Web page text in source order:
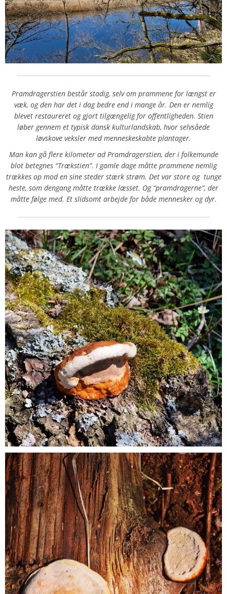
Pramdragerstien består stadig, selv om prammene for længst er
væk, og den har det i dag bedre end i mange år. Den er nemlig
blevet restaureret og gjort tilgængelig for offentligheden. Stien
løber gennem et typisk dansk kulturlandskab, hvor selvsåede
løvskove veksler med menneskeskabte plantager.
Man kan gå flere kilometer ad Pramdragerstien, der i folkemunde
blot betegnes “Trækstien”. I gamle dage måtte prammene nemlig
trækkes op mod en sine steder stærk strøm. Det var store og tunge
heste, som dengang måtte trække læsset. Og “pramdragerne”, der
måtte følge med. Et slidsomt arbejde for både mennesker og dyr.